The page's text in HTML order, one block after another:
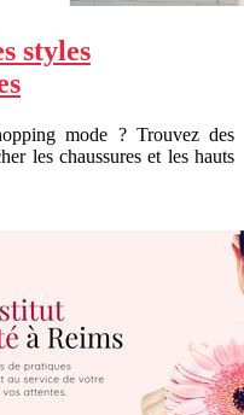
styles
mode ? Trouvez des
les chaussures et les hauts